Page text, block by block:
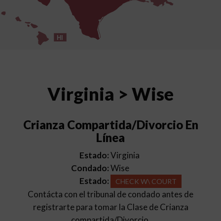
HI
Virginia > Wise
Crianza Compartida/Divorcio En
Línea
Estado:Virginia
Condado:Wise
Estado:
CHECK W\ COURT
Contácta con el tribunal de condado antes de
registrarte para tomar la Clase de Crianza